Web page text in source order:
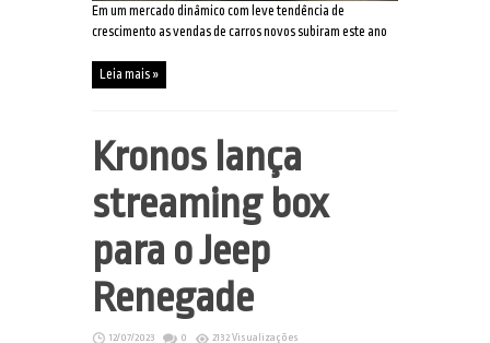
Em um mercado dinâmico com leve tendência de
crescimento as vendas de carros novos subiram este ano
Leia mais »
Kronos lança
streaming box
para o Jeep
Renegade
12/07/2023 0 2132 Visualizações